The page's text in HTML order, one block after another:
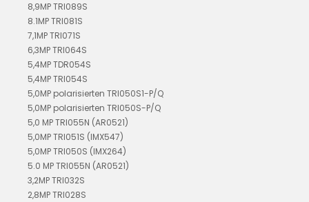
8,9MP TRI089S
8.1MP TRI081S
7,1MP TRI071S
6,3MP TRI064S
5,4MP TDR054S
5,4MP TRI054S
5,0MP polarisierten TRI050S1-P/Q
5,0MP polarisierten TRI050S-P/Q
5,0 MP TRI055N (AR0521)
5,0MP TRI051S (IMX547)
5,0MP TRI050S (IMX264)
5.0 MP TRI055N (AR0521)
3,2MP TRI032S
2,8MP TRI028S